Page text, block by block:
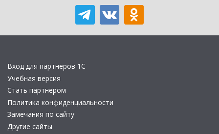
Вход для партнеров 1С
Учебная версия
Стать партнером
Политика конфиденциальности
Замечания по сайту
Другие сайты